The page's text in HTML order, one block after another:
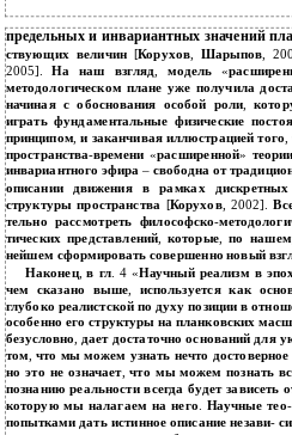
предельных и инвариантных значений
ствующих величин [Корухов, Шарыпов,
2005].На наш взгляд, модель«
методологическом плане уже получила
начиная с обоснования особой роли,
играть фундаментальные физические
принципом ,и заканчивая иллюстрацией того
пространства-времени «расширенной»
инвариантного эфира – свободна от
описании движения в рамках
структуры пространства [Корухов, 2002].
тельно рассмотреть философско-
тических представлений, которые,по
нейшем сформировать совершенно новый
Наконец,в гл. 4 «Научный реализм в
чем сказано выше
используется как
глубоко реалистской по духу позиции в
особенно его структуры на планковских
безусловно,дает достаточно оснований для
том, что мы можем узнать нечто
но это не означает,что мы можем познать
познанию реальности всегда будет зависеть
которую мы налагаем на него. Научные тео
попытками дать истинное описание незави-